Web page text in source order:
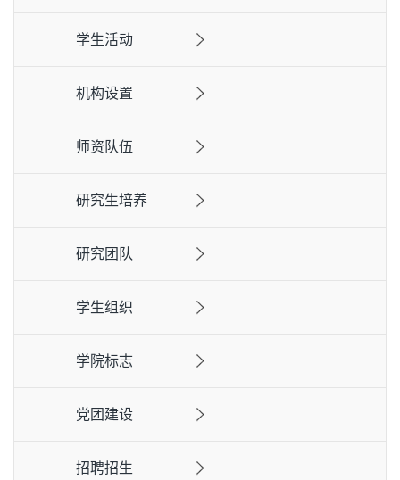
学生活动
机构设置
师资队伍
研究生培养
研究团队
学生组织
学院标志
党团建设
招聘招生